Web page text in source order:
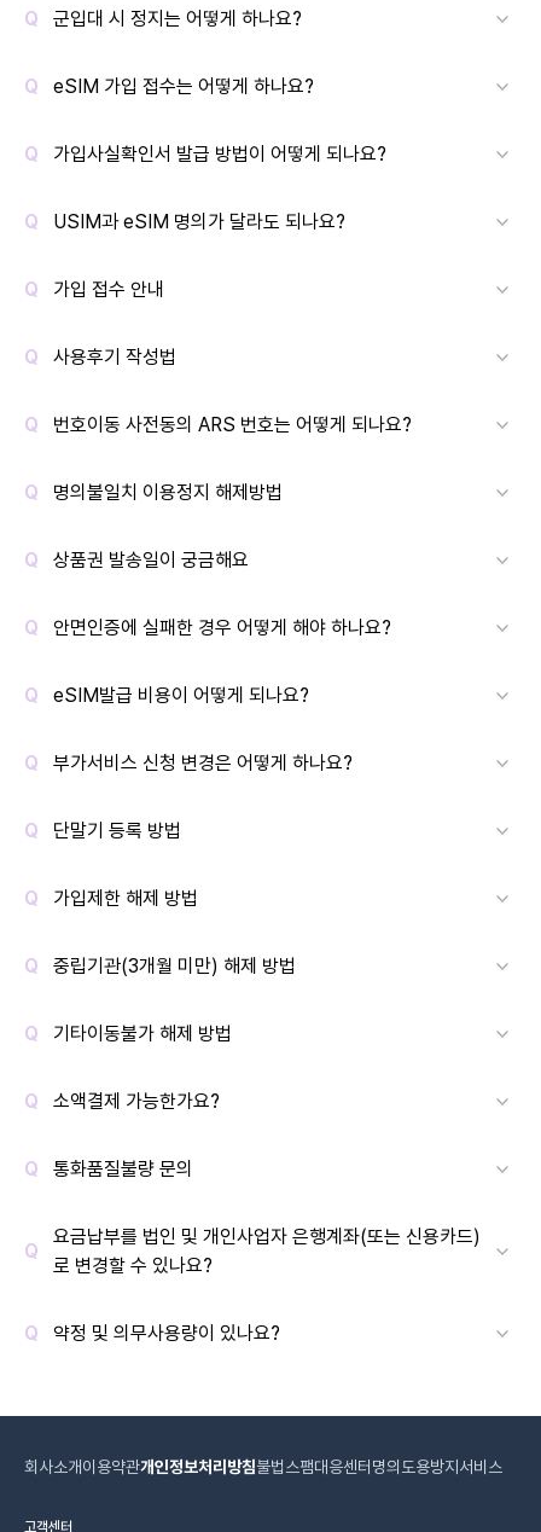
군입대 시 정지는 어떻게 하나요?
eSIM 가입 접수는 어떻게 하나요?
가입사실확인서 발급 방법이 어떻게 되나요?
USIM과 eSIM 명의가 달라도 되나요?
가입 접수 안내
사용후기 작성법
번호이동 사전동의 ARS 번호는 어떻게 되나요?
명의불일치 이용정지 해제방법
상품권 발송일이 궁금해요
안면인증에 실패한 경우 어떻게 해야 하나요?
eSIM발급 비용이 어떻게 되나요?
부가서비스 신청 변경은 어떻게 하나요?
단말기 등록 방법
가입제한 해제 방법
중립기관(3개월 미만) 해제 방법
기타이동불가 해제 방법
소액결제 가능한가요?
통화품질불량 문의
요금납부를 법인 및 개인사업자 은행계좌(또는 신용카드)
로 변경할 수 있나요?
약정 및 의무사용량이 있나요?
회사소개이용약관개인정보처리방침불법스팸대응센터 명의도용방지서비스
고객센터